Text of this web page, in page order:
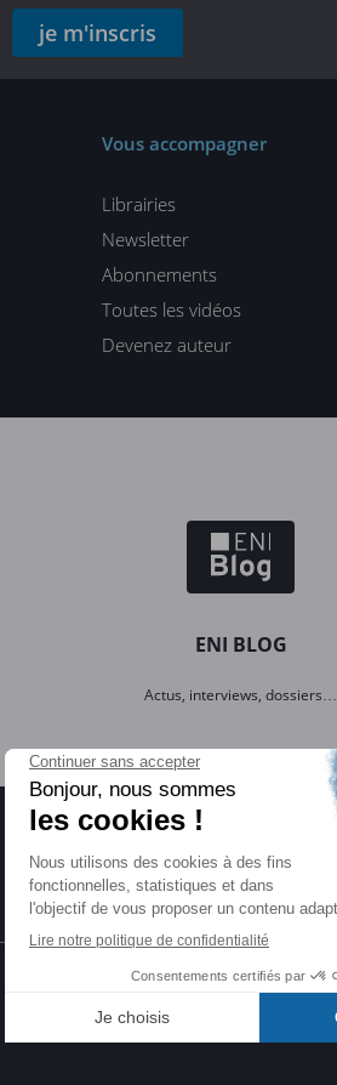
je m'inscris
Vous accompagner
Librairies
Newsletter
Abonnements
Toutes les vidéos
Devenez auteur
ENI BLOG
Actus, interviews, dossiers…
éligibles CPF et reconnues par l'État